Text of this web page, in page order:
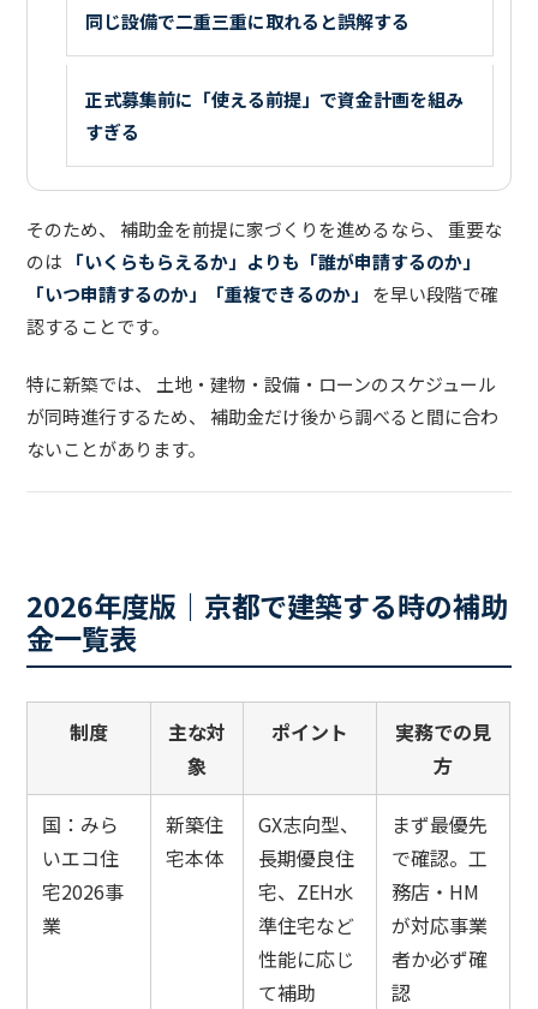
同じ設備で二重三重に取れると誤解する
正式募集前に「使える前提」で資金計画を組み
すぎる
そのため、 補助金を前提に家づくりを進めるなら、 重要な
のは
「いくらもらえるか」よりも「誰が申請するのか」
「いつ申請するのか」「重複できるのか」
を早い段階で確
認することです。
特に新築では、 土地・建物・設備・ローンのスケジュール
が同時進行するため、 補助金だけ後から調べると間に合わ
ないことがあります。
2026年度版｜京都で建築する時の補助
金一覧表
制度
主な対
象
ポイント
実務での見
方
国：みら
いエコ住
宅2026事
業
新築住
宅本体
GX志向型、
長期優良住
宅、ZEH水
準住宅など
性能に応じ
て補助
まず最優先
で確認。工
務店・HM
が対応事業
者か必ず確
認